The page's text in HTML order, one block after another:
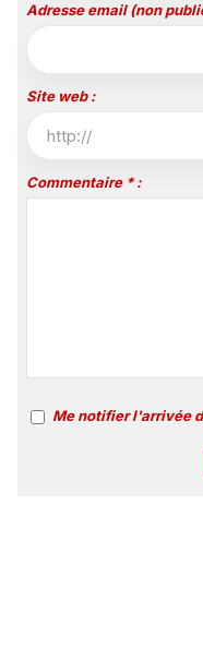
Adresse email (non
Site web :
Commentaire * :
Me notifier l'arrivée